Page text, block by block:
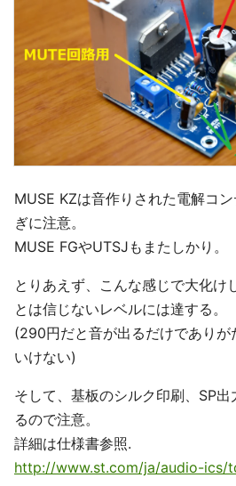
MUSE KZは音作りされた電解コ
ぎに注意。
MUSE FGやUTSJもまたしかり。
とりあえず、こんな感じで大化
とは信じないレベルには達する。
(290円だと音が出るだけでありが
いけない)
そして、基板のシルク印刷、SP
るので注意。
詳細は仕様書参照.
http://www.st.com/ja/audio-ics/